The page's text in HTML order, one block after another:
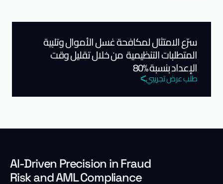
سرّع الامتثال لمكافحة غسل الأموال وتلبية
المتطلبات التنظيمية من خلال تقليل وقت
الإعداد بنسبة %80
طلب عرض تجريبي
Al-Driven Precision in Fraud
Risk and AML Compliance